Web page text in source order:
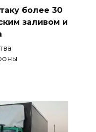
более 30
заливом и